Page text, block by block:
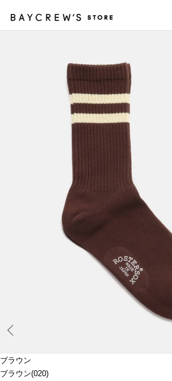
ブラウン
ブラウン(020)